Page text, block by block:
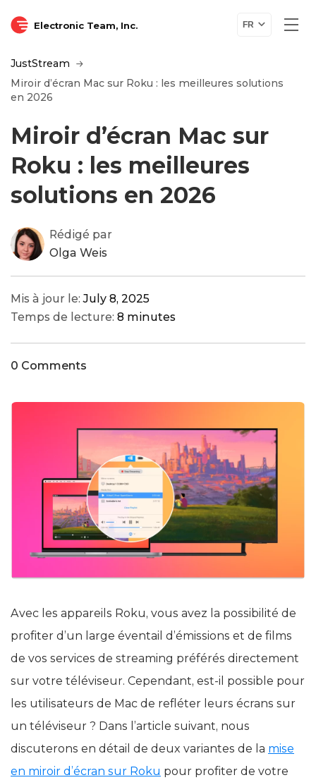
Electronic Team, Inc. FR
JustStream
Miroir d’écran Mac sur Roku : les meilleures solutions
en 2026
Miroir d’écran Mac sur
Roku : les meilleures
solutions en 2026
Rédigé par
Olga Weis
Mis à jour le:July 8, 2025
Temps de lecture: 8 minutes
0 Comments
Avec les appareils Roku, vous avez la possibilité de
profiter d’un large éventail d’émissions et de films
de vos services de streaming préférés directement
sur votre téléviseur. Cependant, est-il possible pour
les utilisateurs de Mac de refléter leurs écrans sur
un téléviseur ? Dans l’article suivant, nous
discuterons en détail de deux variantes de la mise
en miroir d’écran sur Roku pour profiter de votre